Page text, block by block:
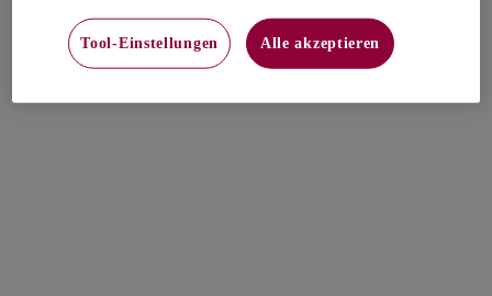
Tool-Einstellungen Alle akzeptieren